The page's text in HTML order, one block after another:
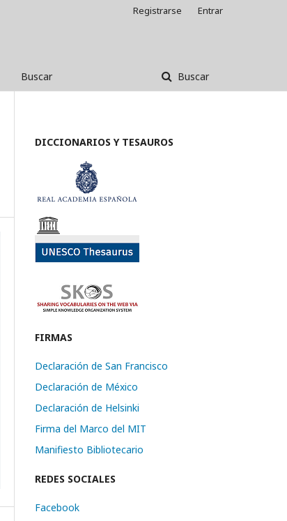
Buscar Buscar
Registrarse Entrar
DICCIONARIOS Y TESAUROS
FIRMAS
Declaración de San Francisco
Declaración de México
Declaración de Helsinki
Firma del Marco del MIT
Manifiesto Bibliotecario
REDES SOCIALES
Facebook